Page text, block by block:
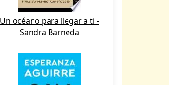
Un océano para llegar a ti -
Sandra Barneda